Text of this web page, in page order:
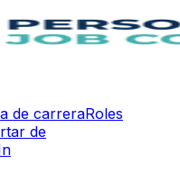
de carreraRoles
de